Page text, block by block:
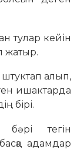
тулар кейін
жатыр.
штуктап алып,
ишактарда
бірі.
тегін
адамдар